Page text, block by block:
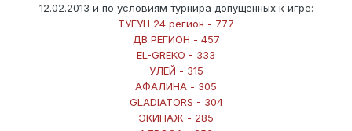
12.02.2013 и по условиям турнира допущенных к игре:
ТУГУН 24 регион - 777
ДВ РЕГИОН - 457
EL-GREKO - 333
УЛЕЙ - 315
АФАЛИНА - 305
GLADIATORS - 304
ЭКИПАЖ - 285